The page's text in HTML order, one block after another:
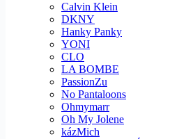
Calvin Klein
DKNY
Hanky Panky
YONI
CLO
LA BOMBE
PassionZu
No Pantaloons
Ohmymarr
Oh My Jolene
kázMich